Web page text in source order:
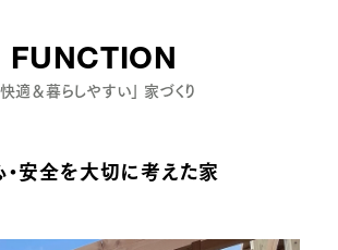
FUNCTION
快適＆暮らしやすい」 家づくり
安全を大切に考えた家